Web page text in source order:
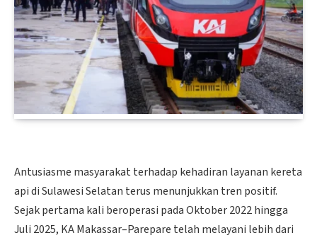
Antusiasme masyarakat terhadap kehadiran layanan kereta
api di Sulawesi Selatan terus menunjukkan tren positif.
Sejak pertama kali beroperasi pada Oktober 2022 hingga
Juli 2025, KA Makassar–Parepare telah melayani lebih dari